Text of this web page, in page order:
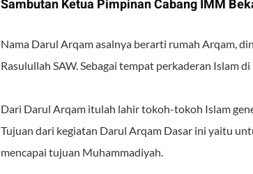
Sambutan Ketua Pimpinan Cabang IMM
Nama Darul Arqam asalnya berarti rumah Arqam,
Rasulullah SAW. Sebagai tempat perkaderan Islam
Dari Darul Arqam itulah lahir tokoh-tokoh Islam
Tujuan dari kegiatan Darul Arqam Dasar ini yaitu
mencapai tujuan Muhammadiyah.